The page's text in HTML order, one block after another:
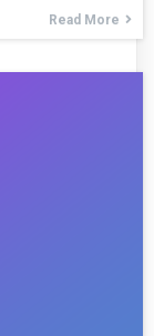
Read More